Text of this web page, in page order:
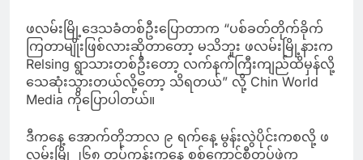
ဖလမ်းမြို့ဒေသခံတစ်ဦးပြောတာက “ပစ်ခတ်တိုက်ခိုက်
ကြတာမျိုးဖြစ်လားဆိုတာတော့ မသိဘူး ဖလမ်းမြို့နားက
Relsing ရွာသားတစ်ဦးတော့ လက်နက်ကြီးကျည်ထိမှန်လို့
သေဆုံးသွားတယ်လို့တော့ သိရတယ်” လို့ Chin World
Media ကိုပြောပါတယ်။
ဒီကနေ့ အောက်တိုဘာလ ၉ ရက်နေ့ မွန်းလွဲပိုင်းကစလို့ ဖ
လမ်းမြို့၂၆၈ တပ်ကုန်းကနေ စစ်ကောင်စီတပ်ဖွဲ့က